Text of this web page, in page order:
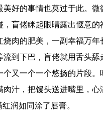
好的事情也莫过于此。微
盲佬眯起眼睛露出惬意
肉的肥美，一副幸福万
到下巴，盲佬就用舌头舔
又一个一个悠扬的片段
汁，把馒头送进嘴里，心
润如同涂了唇膏。